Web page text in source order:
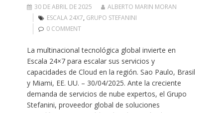
30 DE ABRIL DE 2025
ALBERTO MARIN MORAN
ESCALA 24X7, GRUPO STEFANINI
0 COMMENT
La multinacional tecnológica global invierte en
Escala 24×7 para escalar sus servicios y
capacidades de Cloud en la región. Sao Paulo, Brasil
y Miami, EE. UU. – 30/04/2025. Ante la creciente
demanda de servicios de nube expertos, el Grupo
Stefanini, proveedor global de soluciones